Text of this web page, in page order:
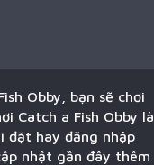
Obby, bạn sẽ chơi
Catch a Fish Obby là
đặt hay đăng nhập
nhật gần đây thêm